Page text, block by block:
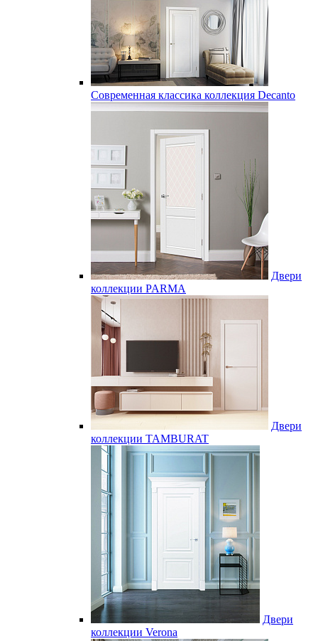
Современная классика коллекция Decanto
Двери
коллекции PARMA
Двери
коллекции TAMBURAT
Двери
коллекции Verona